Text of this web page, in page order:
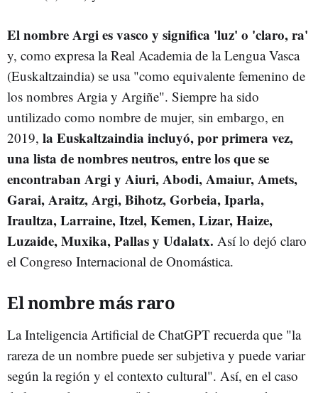
El nombre Argi es vasco y significa 'luz' o 'claro, ra'
y, como expresa la Real Academia de la Lengua Vasca
(Euskaltzaindia) se usa "como equivalente femenino de
los nombres Argia y Argiñe". Siempre ha sido
untilizado como nombre de mujer, sin embargo, en
2019, la Euskaltzaindia incluyó, por primera vez,
una lista de nombres neutros, entre los que se
encontraban Argi y Aiuri, Abodi, Amaiur, Amets,
Garai, Araitz, Argi, Bihotz, Gorbeia, Iparla,
Iraultza, Larraine, Itzel, Kemen, Lizar, Haize,
Luzaide, Muxika, Pallas y Udalatx. Así lo dejó claro
el Congreso Internacional de Onomástica.
El nombre más raro
La Inteligencia Artificial de ChatGPT recuerda que "la
rareza de un nombre puede ser subjetiva y puede variar
según la región y el contexto cultural". Así, en el caso